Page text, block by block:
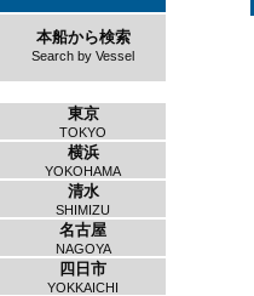
本船から検索
Search by Vessel
東京
TOKYO
横浜
YOKOHAMA
清水
SHIMIZU
名古屋
NAGOYA
四日市
YOKKAICHI